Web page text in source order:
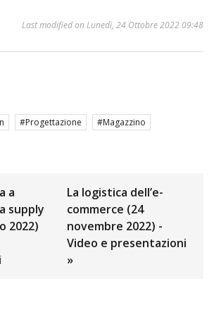
Last modified on Lunedì, 24 Ottobre 2022 09:48
Progettazione
Magazzino
a
supply
2022)
La logistica dell’e-
commerce (24
novembre 2022) -
Video e presentazioni
»